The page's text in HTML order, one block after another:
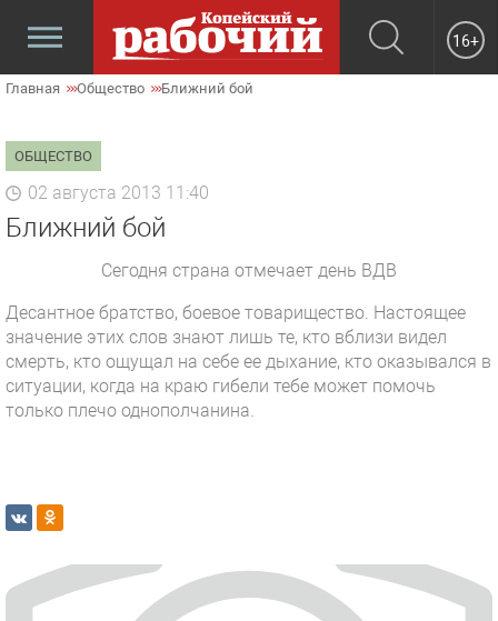
16+
Главная Общество Ближний бой
ОБЩЕСТВО
02 августа 2013 11:40
Ближний бой
Сегодня страна отмечает день ВДВ
Десантное братство, боевое товарищество. Настоящее
значение этих слов знают лишь те, кто вблизи видел
смерть, кто ощущал на себе ее дыхание, кто оказывался в
ситуации, когда на краю гибели тебе может помочь
только плечо однополчанина.